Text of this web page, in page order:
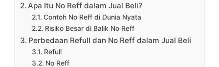
Apa Itu No Reff dalam Jual Beli?
Contoh No Reff di Dunia Nyata
Risiko Besar di Balik No Reff
Perbedaan Refull dan No Reff dalam Jual Beli
Refull
No Reff